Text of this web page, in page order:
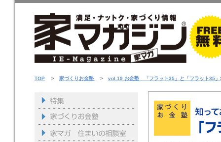
TOP > 家づくりお金塾 > vol.19 お金塾 「フラット35」と「フラット35」